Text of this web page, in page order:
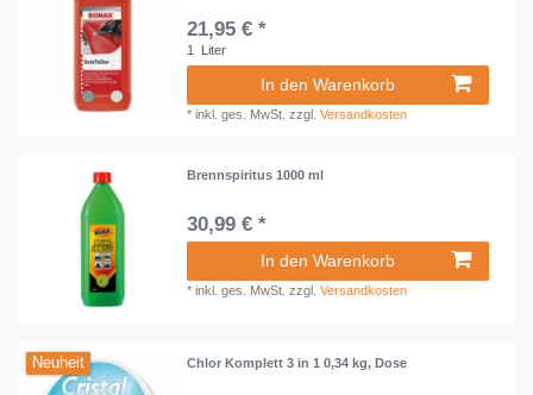
21,95 € *
1 Liter
In den Warenkorb
*inkl. ges. MwSt. zzgl.Versandkosten
Brennspiritus 1000 ml
30,99 € *
In den Warenkorb
*inkl. ges. MwSt. zzgl.Versandkosten
Neuheit Chlor Komplett 3 in 1 0,34 kg, Dose